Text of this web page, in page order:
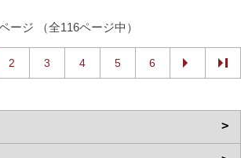
ージ （全116ページ中）
2 3 4 5 6